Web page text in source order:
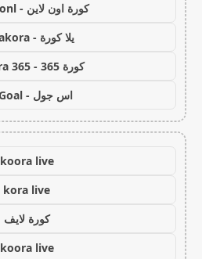
كورة اون لاين - koora onl
يلا كورة - yallakora
كورة 365 - kooora 365
اس جول - AS Goal
koora live
kora live
كورة لايف
koora live